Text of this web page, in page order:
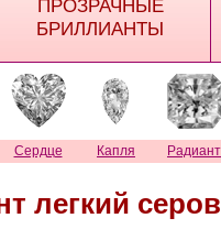
ПРОЗРАЧНЫЕ
БРИЛЛИАНТЫ
Сердце Капля Радиант
легкий